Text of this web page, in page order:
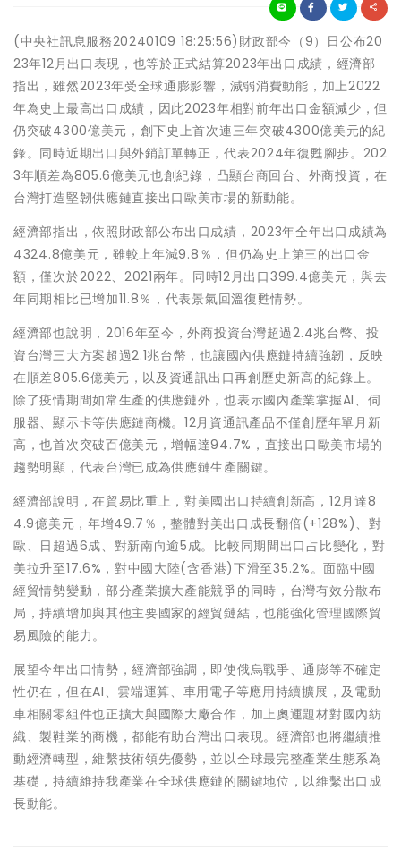
(中央社訊息服務20240109 18:25:56)財政部今（9）日公布20
23年12月出口表現，也等於正式結算2023年出口成績，經濟部
指出，雖然2023年受全球通膨影響，減弱消費動能，加上2022
年為史上最高出口成績，因此2023年相對前年出口金額減少，但
仍突破4300億美元，創下史上首次連三年突破4300億美元的紀
錄。同時近期出口與外銷訂單轉正，代表2024年復甦腳步。202
3年順差為805.6億美元也創紀錄，凸顯台商回台、外商投資，在
台灣打造堅韌供應鏈直接出口歐美市場的新動能。
經濟部指出，依照財政部公布出口成績，2023年全年出口成績為
4324.8億美元，雖較上年減9.8％，但仍為史上第三的出口金
額，僅次於2022、2021兩年。同時12月出口399.4億美元，與去
年同期相比已增加11.8％，代表景氣回溫復甦情勢。
經濟部也說明，2016年至今，外商投資台灣超過2.4兆台幣、投
資台灣三大方案超過2.1兆台幣，也讓國內供應鏈持續強韌，反映
在順差805.6億美元，以及資通訊出口再創歷史新高的紀錄上。
除了疫情期間如常生產的供應鏈外，也表示國內產業掌握AI、伺
服器、顯示卡等供應鏈商機。12月資通訊產品不僅創歷年單月新
高，也首次突破百億美元，增幅達94.7%，直接出口歐美市場的
趨勢明顯，代表台灣已成為供應鏈生產關鍵。
經濟部說明，在貿易比重上，對美國出口持續創新高，12月達8
4.9億美元，年增49.7％，整體對美出口成長翻倍(+128%)、對
歐、日超過6成、對新南向逾5成。比較同期間出口占比變化，對
美拉升至17.6%，對中國大陸(含香港)下滑至35.2%。面臨中國
經貿情勢變動，部分產業擴大產能競爭的同時，台灣有效分散布
局，持續增加與其他主要國家的經貿鏈結，也能強化管理國際貿
易風險的能力。
展望今年出口情勢，經濟部強調，即使俄烏戰爭、通膨等不確定
性仍在，但在AI、雲端運算、車用電子等應用持續擴展，及電動
車相關零組件也正擴大與國際大廠合作，加上奧運題材對國內紡
織、製鞋業的商機，都能有助台灣出口表現。經濟部也將繼續推
動經濟轉型，維繫技術領先優勢，並以全球最完整產業生態系為
基礎，持續維持我產業在全球供應鏈的關鍵地位，以維繫出口成
長動能。